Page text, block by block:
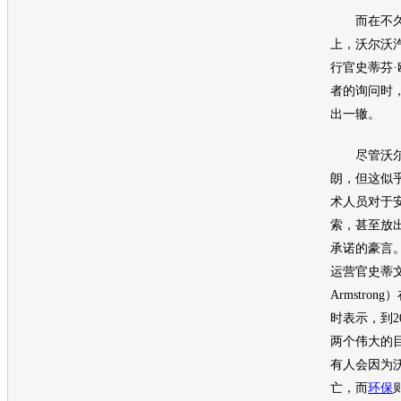
而在不
上， 沃尔沃
行官史蒂芬
者的询问时
出一辙。
尽管沃
朗，但这似
术人员对于
索，甚至放
承诺的豪言
运营官史蒂
Armstrong
时表示，到
两个伟大的
有人会因为
亡，而环保